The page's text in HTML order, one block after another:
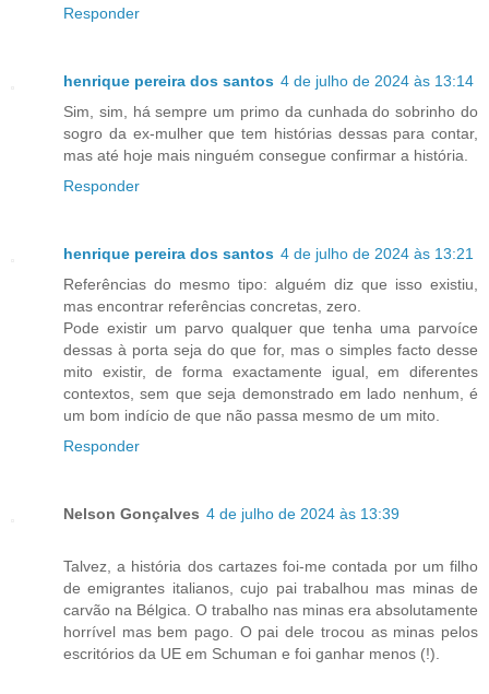
Responder
henrique pereira dos santos 4 de julho de 2024 às 13:14
Sim, sim, há sempre um primo da cunhada do sobrinho do
sogro da ex-mulher que tem histórias dessas para contar,
mas até hoje mais ninguém consegue confirmar a história.
Responder
henrique pereira dos santos 4 de julho de 2024 às 13:21
Referências do mesmo tipo: alguém diz que isso existiu,
mas encontrar referências concretas, zero.
Pode existir um parvo qualquer que tenha uma parvoíce
dessas à porta seja do que for, mas o simples facto desse
mito existir, de forma exactamente igual, em diferentes
contextos, sem que seja demonstrado em lado nenhum, é
um bom indício de que não passa mesmo de um mito.
Responder
Nelson Gonçalves 4 de julho de 2024 às 13:39
Talvez, a história dos cartazes foi-me contada por um filho
de emigrantes italianos, cujo pai trabalhou mas minas de
carvão na Bélgica. O trabalho nas minas era absolutamente
horrível mas bem pago. O pai dele trocou as minas pelos
escritórios da UE em Schuman e foi ganhar menos (!).